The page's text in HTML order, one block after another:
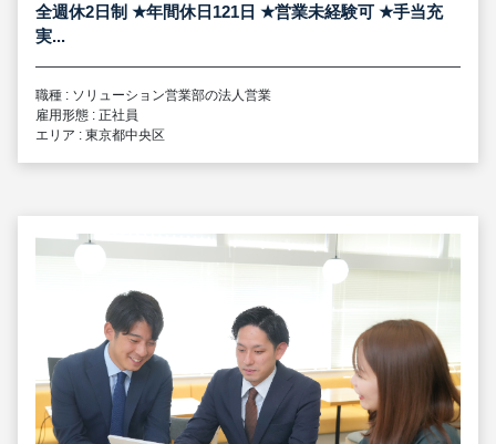
全週休2日制 ★年間休日121日 ★営業未経験可 ★手当充
実...
職種 : ソリューション営業部の法人営業
雇用形態 : 正社員
エリア : 東京都中央区